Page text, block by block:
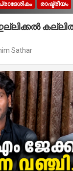
രാഷ്ട്രീയം
കല്ലിൽ
Sathar